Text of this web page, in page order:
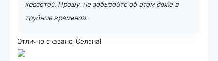
красотой. Прошу, не забывайте об этом даже в
трудные времена».
Отлично сказано, Селена!